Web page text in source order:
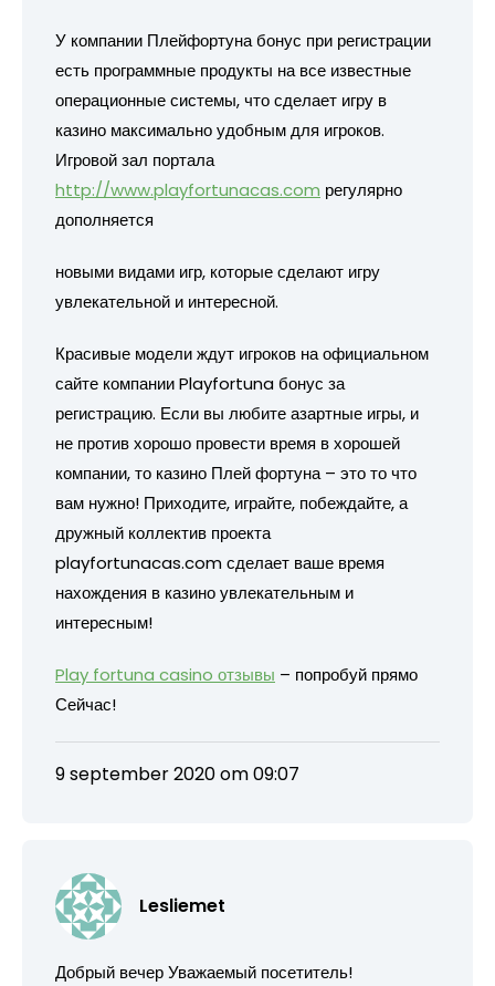
У компании Плейфортуна бонус при регистрации
есть программные продукты на все известные
операционные системы, что сделает игру в
казино максимально удобным для игроков.
Игровой зал портала
http://www.playfortunacas.com регулярно
дополняется
новыми видами игр, которые сделают игру
увлекательной и интересной.
Красивые модели ждут игроков на официальном
сайте компании Playfortuna бонус за
регистрацию. Если вы любите азартные игры, и
не против хорошо провести время в хорошей
компании, то казино Плей фортуна – это то что
вам нужно! Приходите, играйте, побеждайте, а
дружный коллектив проекта
playfortunacas.com сделает ваше время
нахождения в казино увлекательным и
интересным!
Play fortuna casino отзывы – попробуй прямо
Сейчас!
9 september 2020 om 09:07
Lesliemet
Добрый вечер Уважаемый посетитель!